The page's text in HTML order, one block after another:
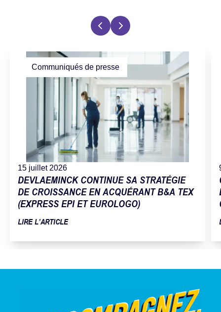
Communiqués de presse
15 juillet 2026
DEVLAEMINCK CONTINUE SA STRATÉGIE
DE CROISSANCE EN ACQUÉRANT B&A TEX
(EXPRESS EPI ET EUROLOGO)
LIRE L’ARTICLE